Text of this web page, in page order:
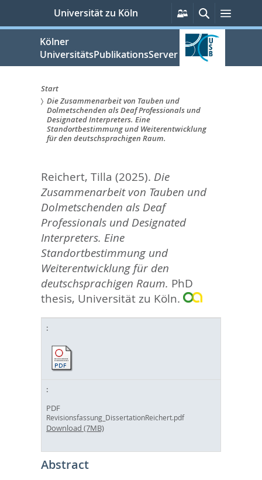
springen
Universität zu Köln
Persönliche
Services
Suche
Kölner
UniversitätsPublikationsServer
Sie
sind
Start
Die Zusammenarbeit von Tauben und
Dolmetschenden als Deaf Professionals und
Designated Interpreters. Eine
Standortbestimmung und Weiterentwicklung
für den deutschsprachigen Raum.
Reichert, Tilla (2025). Die
Zusammenarbeit von Tauben und
Dolmetschenden als Deaf
Professionals und Designated
Interpreters. Eine
Standortbestimmung und
Weiterentwicklung für den
deutschsprachigen Raum. PhD
thesis, Universität zu Köln.
PDF
Revisionsfassung_DissertationReichert.pdf
Download (7MB)
Abstract